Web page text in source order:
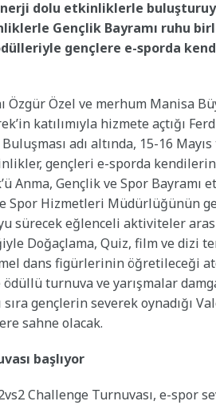
dolu etkinliklerle
Gençlik Bayramı ruhu
gençlere e-sporda
Özgür Özel ve merhum Manisa
katılımıyla hizmete açtığı
adı altında, 15-16
gençleri e-sporda
Anma, Gençlik ve Spor Bayramı
Spor Hizmetleri Müdürlüğünün
sürecek eğlenceli aktiviteler
Doğaçlama, Quiz, film ve dizi
dans figürlerinin öğretileceği
turnuva ve yarışmalar
gençlerin severek oynadığı
sahne olacak.
başlıyor
Challenge Turnuvası, e-spor